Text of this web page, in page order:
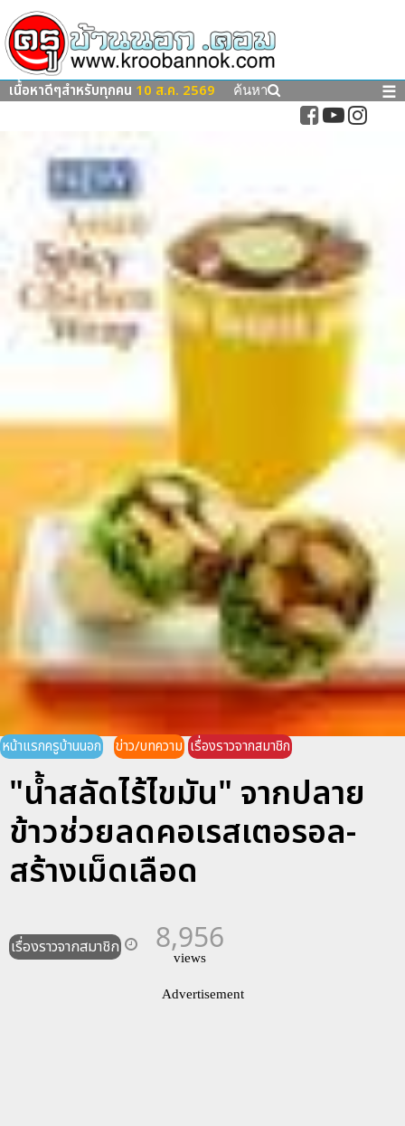
เนื้อหาดีๆสำหรับทุกคน 10 ส.ค. 2569 ค้นหา ☰
หน้าแรกครูบ้านนอก ข่าว/บทความ เรื่องราวจากสมาชิก
"น้ำสลัดไร้ไขมัน" จากปลาย
ข้าวช่วยลดคอเรสเตอรอล-
สร้างเม็ดเลือด
เรื่องราวจากสมาชิก 8,956
views
Advertisement